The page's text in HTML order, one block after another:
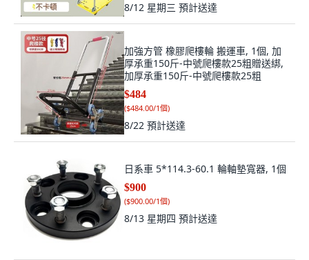
8/12 星期三 預計送達
加強方管 橡膠爬樓輪 搬運車, 1個, 加
厚承重150斤-中號爬樓款25粗贈送綁,
加厚承重150斤-中號爬樓款25粗
$484
($484.00/1個)
8/22 預計送達
日系車 5*114.3-60.1 輪軸墊寬器, 1個
$900
($900.00/1個)
8/13 星期四 預計送達